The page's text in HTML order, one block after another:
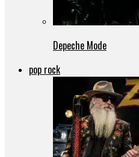
Depeche Mode
pop rock